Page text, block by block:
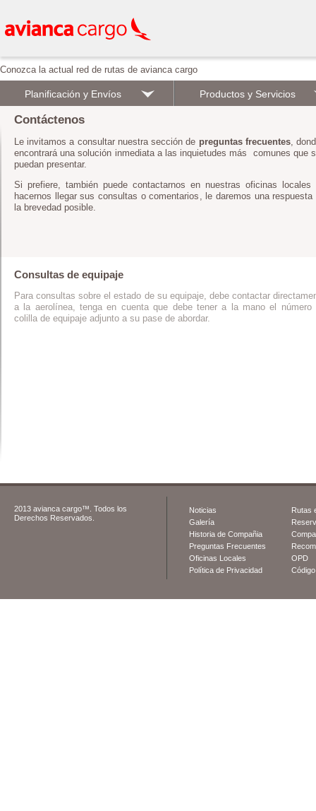
Conozca la actual red de rutas de avianca cargo
Planificación y Envíos Productos y Servicios
Contáctenos
Le invitamos a consultar nuestra sección de preguntas frecuentes,
encontrará una solución inmediata a las inquietudes más comunes que
puedan presentar.
Si prefiere, también puede contactarnos en nuestras oficinas locales
hacernos llegar sus consultas o comentarios, le daremos una respuesta
la brevedad posible.
Consultas de equipaje
Para consultas sobre el estado de su equipaje, debe contactar
a la aerolínea, tenga en cuenta que debe tener a la mano el número
colilla de equipaje adjunto a su pase de abordar.
2013 avianca cargo™. Todos los
Derechos Reservados.
Noticias
Galería
Historia de Compañia
Preguntas Frecuentes
Oficinas Locales
Política de Privacidad
Rutas
OPD